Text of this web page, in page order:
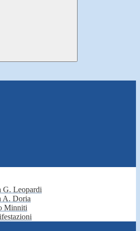
G. Leopardi
A. Doria
Minniti